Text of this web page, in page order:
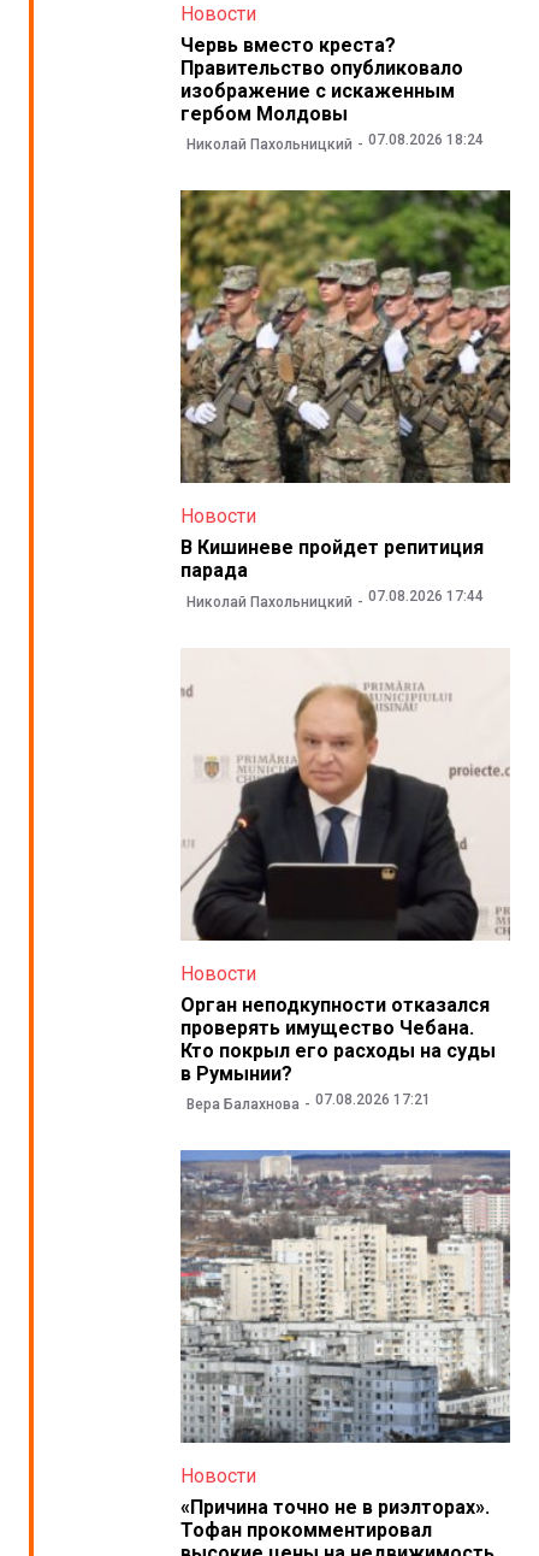
Новости
Червь вместо креста?
Правительство опубликовало
изображение с искаженным
гербом Молдовы
Николай Пахольницкий 07.08.2026 18:24
Новости
В Кишиневе пройдет репитиция
парада
Николай Пахольницкий 07.08.2026 17:44
Новости
Орган неподкупности отказался
проверять имущество Чебана.
Кто покрыл его расходы на суды
в Румынии?
Вера Балахнова 07.08.2026 17:21
Новости
«Причина точно не в риэлторах».
Тофан прокомментировал